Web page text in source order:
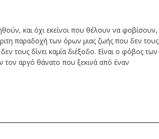
και όχι εκείνοι που θέλουν να φοβίσουν,
παραδοχή των όρων μιας ζωής που δεν τους
τους δίνει καμία διέξοδο. Είναι ο φόβος των
τον αργό θάνατο που ξεκινά από έναν